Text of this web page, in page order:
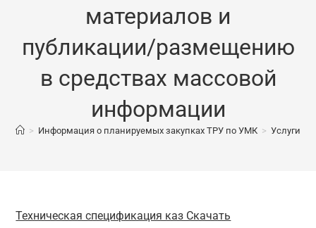
материалов и
публикации/размещению
в средствах массовой
информации
> Информация о планируемых закупках ТРУ по УМК > Услуги
Техническая спецификация каз Скачать